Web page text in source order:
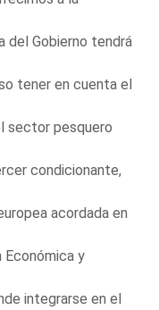
del Gobierno tendrá
tener en cuenta el
sector pesquero
condicionante,
acordada en
y
integrarse en el